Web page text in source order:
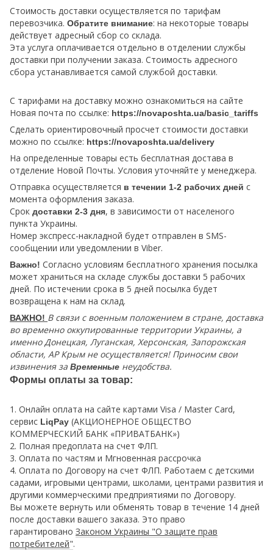
Стоимость доставки осуществляется по тарифам
перевозчика. Обратите внимание: на некоторые товары
действует адресный сбор со склада.
Эта услуга оплачивается отдельно в отделении службы
доставки при получении заказа. Стоимость адресного
сбора устанавливается самой службой доставки.
С тарифами на доставку можно ознакомиться на сайте
Новая почта по ссылке: https://novaposhta.ua/basic_tariffs
Сделать ориентировочный просчет стоимости доставки
можно по ссылке: https://novaposhta.ua/delivery
На определенные товары есть бесплатная достава в
отделение Новой Почты. Условия уточняйте у менеджера.
Отправка осуществляется в течении 1-2 рабочих дней с
момента оформления заказа.
Срок доставки 2-3 дня, в зависимости от населеного
пункта Украины.
Номер экспресс-накладной будет отправлен в SMS-
сообщении или уведомлении в Viber.
Важно! Согласно условиям бесплатного хранения посылка
может храниться на складе службы доставки 5 рабочих
дней. По истечении срока в 5 дней посылка будет
возвращена к нам на склад.
ВАЖНО! В связи с военным положением в стране, доставка
во временно оккупированные территории Украины, а
именно Донецкая, Луганская, Херсонская, Запорожская
области, АР Крым не осуществляется! Приносим свои
извинения за Временные неудобства.
Формы оплаты за товар:
1. Онлайн оплата на сайте картами Visa / Master Card,
сервис LiqPay (АКЦИОНЕРНОЕ ОБЩЕСТВО
КОММЕРЧЕСКИЙ БАНК «ПРИВАТБАНК»)
2. Полная предоплата на счет ФЛП.
3. Оплата по частям и Мгновенная рассрочка
4. Оплата по Договору на счет ФЛП. Работаем с детскими
садами, игровыми центрами, школами, центрами развития и
другими коммерческими предприятиями по Договору.
Вы можете вернуть или обменять товар в течение 14 дней
после доставки вашего заказа. Это право
гарантировано Законом Украины "О защите прав
потребителей".